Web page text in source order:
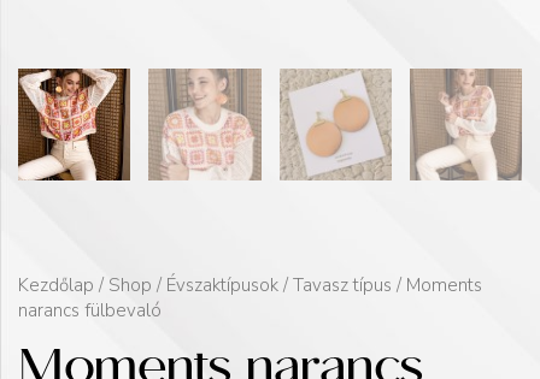
Kezdőlap / Shop / Évszaktípusok / Tavasz típus / Moments
narancs fülbevaló